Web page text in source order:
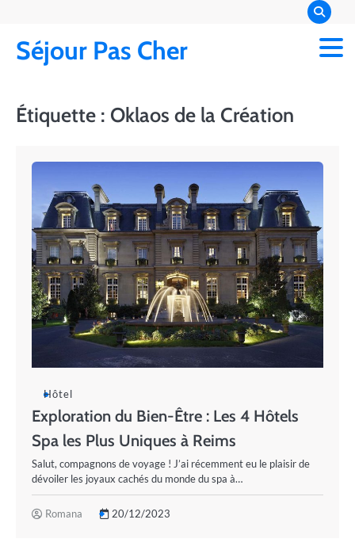
content
Séjour Pas Cher
Étiquette : Oklaos de la Création
Hôtel
Exploration du Bien-Être : Les 4 Hôtels
Spa les Plus Uniques à Reims
Salut, compagnons de voyage ! J’ai récemment eu le plaisir de
dévoiler les joyaux cachés du monde du spa à…
Romana 20/12/2023